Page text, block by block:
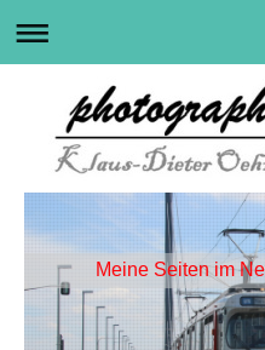
Meine Seiten im